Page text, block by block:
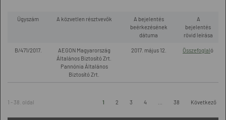
Ügyszám A közvetlen résztvevők
A bejelentés
beérkezésének
dátuma
A
bejelentés
rövid leírása
B/471/2017.
AEGON Magyarország
Általános Biztosító Zrt.
Pannónia Általános
Biztosító Zrt.
2017. május 12. Összefoglaló
1 - 38. oldal 1 2 3 4 38 Következő